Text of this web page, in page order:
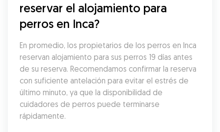
reservar el alojamiento para
perros en Inca?
En promedio, los propietarios de los perros en Inca
reservan alojamiento para sus perros 19 días antes
de su reserva. Recomendamos confirmar la reserva
con suficiente antelación para evitar el estrés de
último minuto, ya que la disponibilidad de
cuidadores de perros puede terminarse
rápidamente.